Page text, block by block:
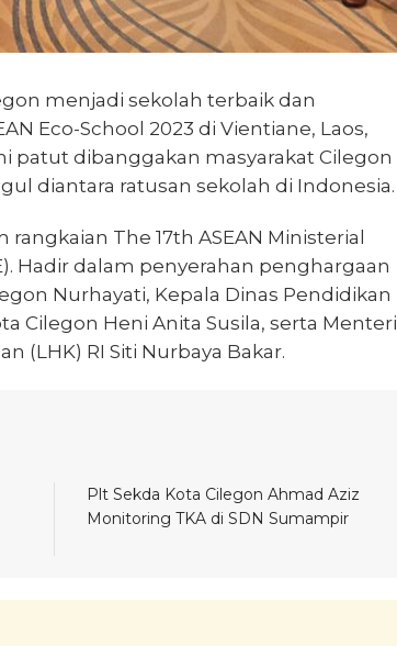
menjadi sekolah terbaik dan
Eco-School 2023 di Vientiane, Laos,
patut dibanggakan masyarakat Cilegon
diantara ratusan sekolah di Indonesia.
The 17th ASEAN Ministerial
Hadir dalam penyerahan penghargaan
Nurhayati, Kepala Dinas Pendidikan
Cilegon Heni Anita Susila, serta Menteri
(LHK) RI Siti Nurbaya Bakar.
Plt Sekda Kota Cilegon Ahmad Aziz
Monitoring TKA di SDN Sumampir